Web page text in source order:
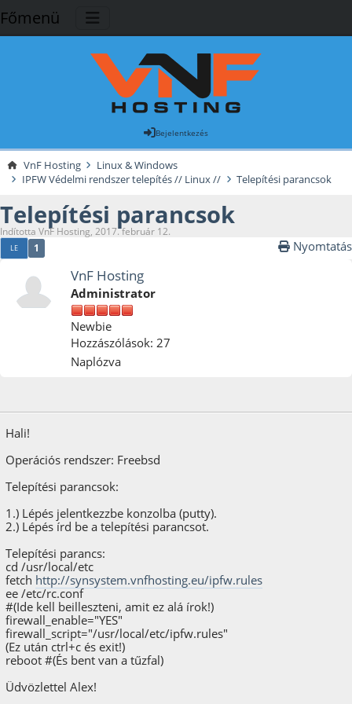
Főmenü
Bejelentkezés
VnF Hosting
Linux & Windows
IPFW Védelmi rendszer telepítés // Linux //
Telepítési parancsok
Telepítési parancsok
Indította VnF Hosting, 2017. február 12.
LE 1 Nyomtatás
VnF Hosting
Administrator
Newbie
Hozzászólások: 27
Naplózva
Hali!
Operációs rendszer: Freebsd
Telepítési parancsok:
1.) Lépés jelentkezzbe konzolba (putty).
2.) Lépés írd be a telepítési parancsot.
Telepítési parancs:
cd /usr/local/etc
fetch http://synsystem.vnfhosting.eu/ipfw.rules
ee /etc/rc.conf
#(Ide kell beilleszteni, amit ez alá írok!)
firewall_enable="YES"
firewall_script="/usr/local/etc/ipfw.rules"
(Ez után ctrl+c és exit!)
reboot #(És bent van a tűzfal)
Üdvözlettel Alex!